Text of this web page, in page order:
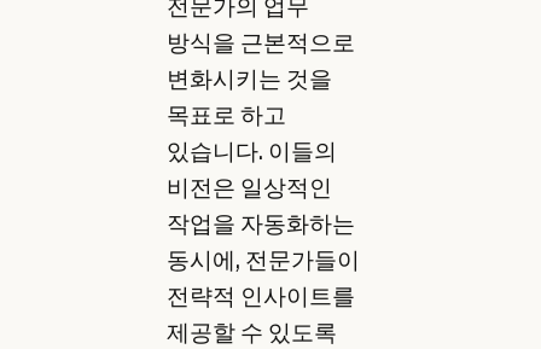
전문가의 업무
방식을 근본적으로
변화시키는 것을
목표로 하고
있습니다. 이들의
비전은 일상적인
작업을 자동화하는
동시에, 전문가들이
전략적 인사이트를
제공할 수 있도록